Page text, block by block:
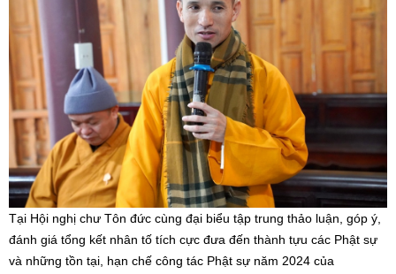
Tại Hội nghị chư Tôn đức cùng đại biểu tập trung thảo luận, góp ý,
đánh giá tổng kết nhân tố tích cực đưa đến thành tựu các Phật sự
và những tồn tại, hạn chế công tác Phật sự năm 2024 của